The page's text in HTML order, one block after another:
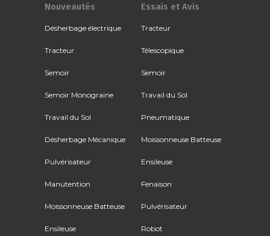
Nouveautés
Désherbage électrique
Tracteur
Semoir
Semoir Monograine
Travail du Sol
Désherbage Mécanique
Pulvérisateur
Manutention
Moissonneuse Batteuse
Ensileuse
Essais et Avis
Tracteur
Télescopique
Semoir
Travail du Sol
Pneumatique
Moissonneuse Batteuse
Ensileuse
Fenaison
Pulvérisateur
Robot